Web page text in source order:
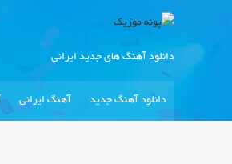
دانلود آهنگ های جدید ایرانی
دانلود آهنگ جدید آهنگ ایرانی